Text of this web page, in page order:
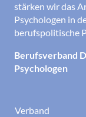
stärken wir das
Psychologen in
berufspolitische
Berufsverband
Psychologen
Verband